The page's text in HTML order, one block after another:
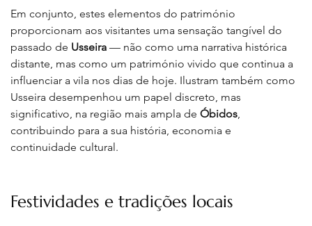
Em conjunto, estes elementos do património
proporcionam aos visitantes uma sensação tangível do
passado de Usseira — não como uma narrativa histórica
distante, mas como um património vivido que continua a
influenciar a vila nos dias de hoje. Ilustram também como
Usseira desempenhou um papel discreto, mas
significativo, na região mais ampla de Óbidos,
contribuindo para a sua história, economia e
continuidade cultural.
Festividades e tradições locais